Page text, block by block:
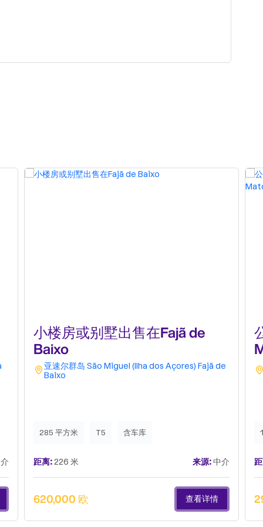
小楼房或别墅出售在Fajã de
Baixo
亚速尔群岛 São Miguel (Ilha dos Açores) Fajã de
Baixo
285 平方米 T5 含车库
距离:226 米 来源:中介
620,000 欧 查看详情